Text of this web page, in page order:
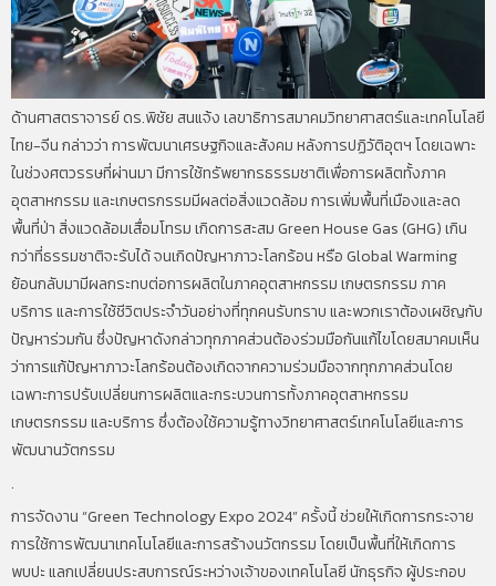
ด้านศาสตราจารย์ ดร.พิชัย สนแจ้ง เลขาธิการสมาคมวิทยาศาสตร์และเทคโนโลยี
ไทย-จีน กล่าวว่า การพัฒนาเศรษฐกิจและสังคม หลังการปฏิวัติอุตฯ โดยเฉพาะ
ในช่วงศตวรรษที่ผ่านมา มีการใช้ทรัพยากรธรรมชาติเพื่อการผลิตทั้งภาค
อุตสาหกรรม และเกษตรกรรมมีผลต่อสิ่งแวดล้อม การเพิ่มพื้นที่เมืองและลด
พื้นที่ป่า สิ่งแวดล้อมเสื่อมโทรม เกิดการสะสม Green House Gas (GHG) เกิน
กว่าที่ธรรมชาติจะรับได้ จนเกิดปัญหาภาวะโลกร้อน หรือ Global Warming
ย้อนกลับมามีผลกระทบต่อการผลิตในภาคอุตสาหกรรม เกษตรกรรม ภาค
บริการ และการใช้ชีวิตประจำวันอย่างที่ทุกคนรับทราบ และพวกเราต้องเผชิญกับ
ปัญหาร่วมกัน ซึ่งปัญหาดังกล่าวทุกภาคส่วนต้องร่วมมือกันแก้ไขโดยสมาคมเห็น
ว่าการแก้ปัญหาภาวะโลกร้อนต้องเกิดจากความร่วมมือจากทุกภาคส่วนโดย
เฉพาะการปรับเปลี่ยนการผลิตและกระบวนการทั้งภาคอุตสาหกรรม
เกษตรกรรม และบริการ ซึ่งต้องใช้ความรู้ทางวิทยาศาสตร์เทคโนโลยีและการ
พัฒนานวัตกรรม
.
การจัดงาน “Green Technology Expo 2024” ครั้งนี้ ช่วยให้เกิดการกระจาย
การใช้การพัฒนาเทคโนโลยีและการสร้างนวัตกรรม โดยเป็นพื้นที่ให้เกิดการ
พบปะ แลกเปลี่ยนประสบการณ์ระหว่างเจ้าของเทคโนโลยี นักธุรกิจ ผู้ประกอบ